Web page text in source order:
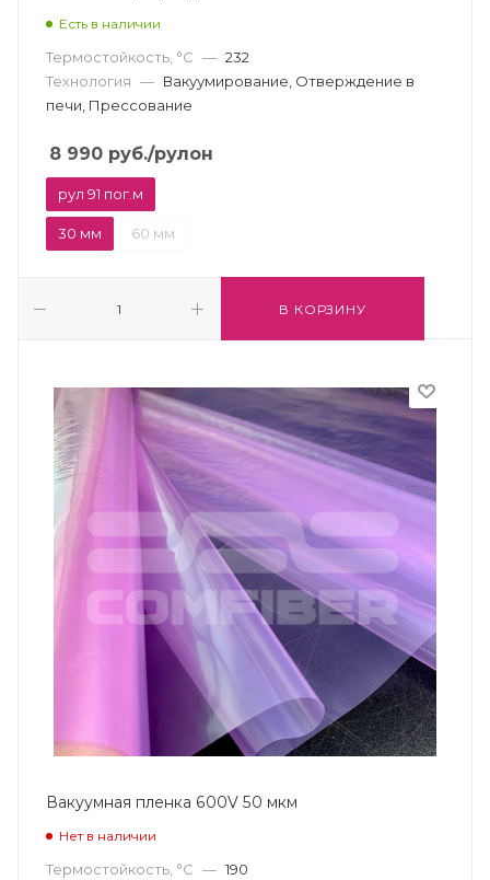
Есть в наличии
Термостойкость, °С — 232
Технология — Вакуумирование, Отверждение в
печи, Прессование
8 990 руб./рулон
рул 91 пог.м
30 мм 60 мм
В КОРЗИНУ
Вакуумная пленка 600V 50 мкм
Нет в наличии
Термостойкость, °С — 190